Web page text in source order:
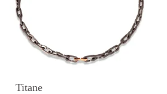
Titane